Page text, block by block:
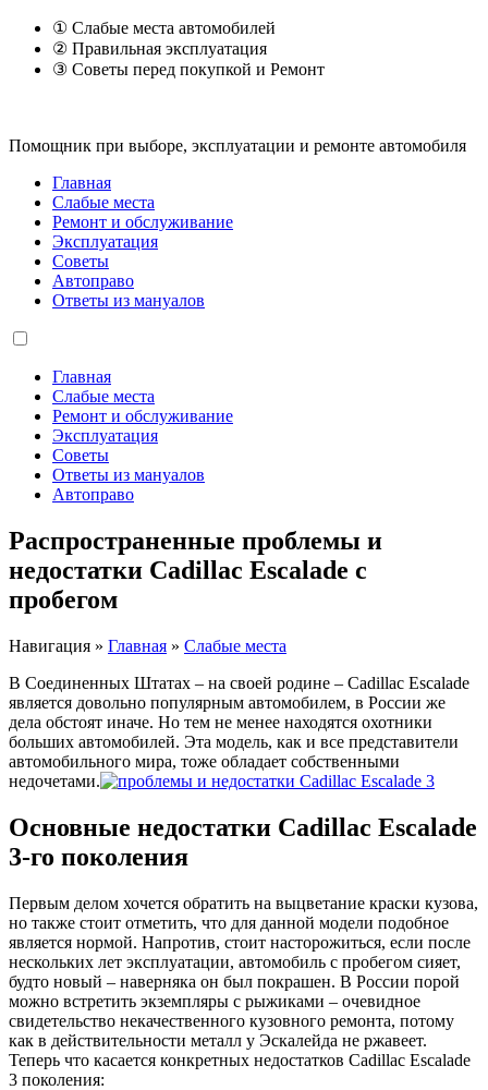
① Слабые места автомобилей
② Правильная эксплуатация
③ Советы перед покупкой и Ремонт
Помощник при выборе, эксплуатации и ремонте автомобиля
Главная
Слабые места
Ремонт и обслуживание
Эксплуатация
Советы
Автоправо
Ответы из мануалов
Главная
Слабые места
Ремонт и обслуживание
Эксплуатация
Советы
Ответы из мануалов
Автоправо
Распространенные проблемы и
недостатки Cadillac Escalade с
пробегом
Навигация » Главная » Слабые места
В Соединенных Штатах – на своей родине – Cadillac Escalade
является довольно популярным автомобилем, в России же
дела обстоят иначе. Но тем не менее находятся охотники
больших автомобилей. Эта модель, как и все представители
автомобильного мира, тоже обладает собственными
недочетами.
Основные недостатки Cadillac Escalade
3-го поколения
Первым делом хочется обратить на выцветание краски кузова,
но также стоит отметить, что для данной модели подобное
является нормой. Напротив, стоит насторожиться, если после
нескольких лет эксплуатации, автомобиль с пробегом сияет,
будто новый – наверняка он был покрашен. В России порой
можно встретить экземпляры с рыжиками – очевидное
свидетельство некачественного кузовного ремонта, потому
как в действительности металл у Эскалейда не ржавеет.
Теперь что касается конкретных недостатков Cadillac Escalade
3 поколения: